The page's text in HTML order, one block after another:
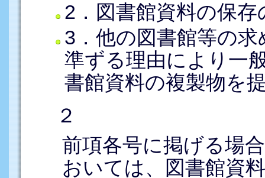
2．図書館資料の保
3．他の図書館等の
準ずる理由により一
書館資料の複製物を
２
前項各号に掲げる場
おいては、図書館資